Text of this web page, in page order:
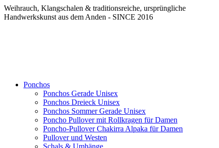
Weihrauch, Klangschalen & traditionsreiche, ursprüngliche
Handwerkskunst aus dem Anden - SINCE 2016
Ponchos
Ponchos Gerade Unisex
Ponchos Dreieck Unisex
Ponchos Sommer Gerade Unisex
Poncho Pullover mit Rollkragen für Damen
Poncho-Pullover Chakirra Alpaka für Damen
Pullover und Westen
Schals & Umhänge